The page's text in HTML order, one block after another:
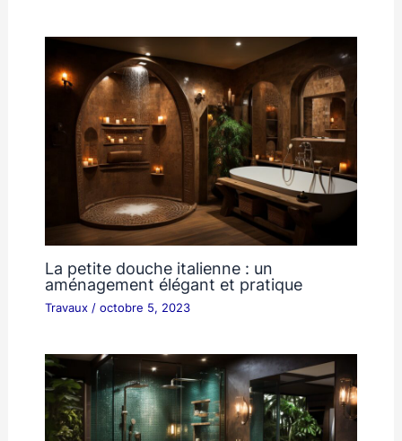
La petite douche italienne : un
aménagement élégant et pratique
Travaux/ octobre 5, 2023